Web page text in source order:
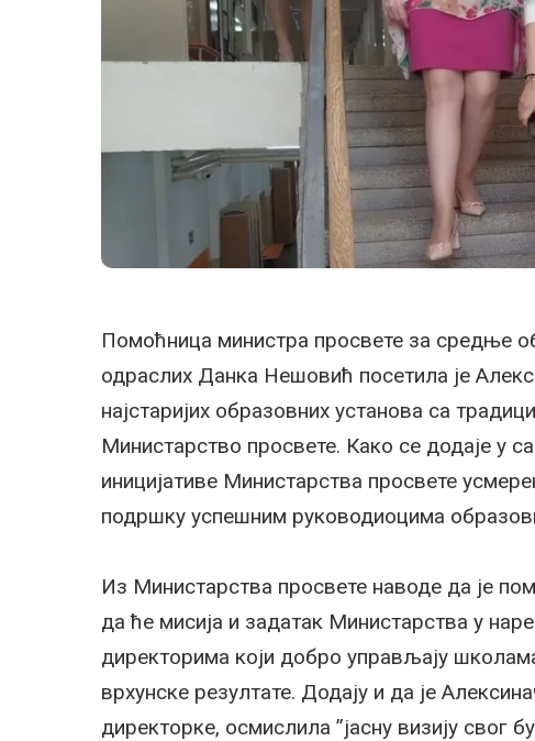
Помоћница министра просвете за средње
одраслих Данка Нешовић посетила је
најстаријих образовних установа са
Министарство просвете. Како се додаје у
иницијативе Министарства просвете
подршку успешним руководиоцима
Из Министарства просвете наводе да је
да ће мисија и задатак Министарства у
директорима који добро управљају
врхунске резултате. Додају и да је
директорке, осмислила ”јасну визију свог